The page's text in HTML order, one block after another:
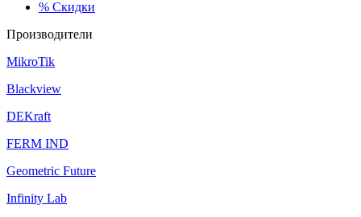
% Скидки
Производители
MikroTik
Blackview
DEKraft
FERM IND
Geometric Future
Infinity Lab